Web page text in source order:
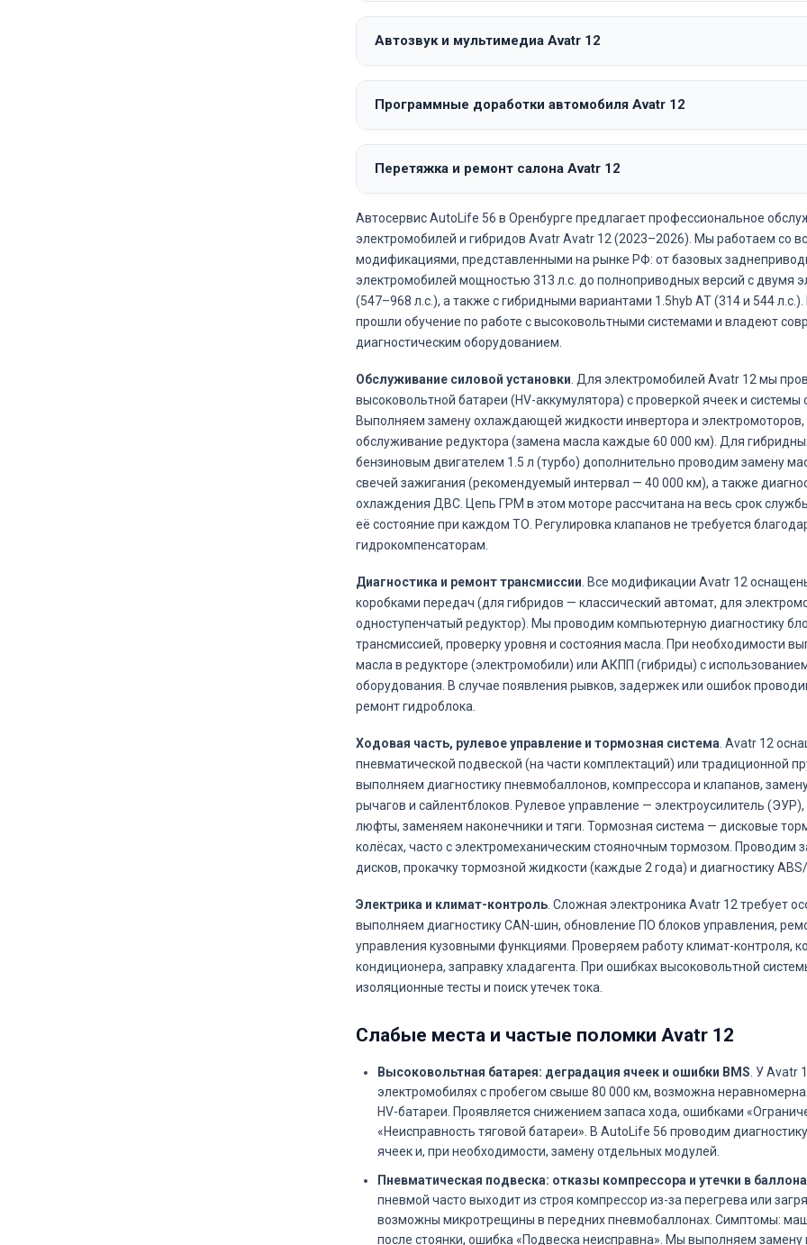
Автозвук и мультимедиа Avatr 12
Программные доработки автомобиля Avatr 12
Перетяжка и ремонт салона Avatr 12
Автосервис AutoLife 56 в Оренбурге предлагает профессиональное
электромобилей и гибридов Avatr Avatr 12 (2023–2026). Мы работаем со
модификациями, представленными на рынке РФ: от базовых
электромобилей мощностью 313 л.с. до полноприводных версий с двумя
(547–968 л.с.), а также с гибридными вариантами 1.5hyb AT (314 и 544
прошли обучение по работе с высоковольтными системами и владеют
диагностическим оборудованием.
Обслуживание силовой установки . Для электромобилей Avatr 12 мы
высоковольтной батареи (HV-аккумулятора) с проверкой ячеек и
Выполняем замену охлаждающей жидкости инвертора и электромоторов,
обслуживание редуктора (замена масла каждые 60 000 км). Для
бензиновым двигателем 1.5 л (турбо) дополнительно проводим замену
свечей зажигания (рекомендуемый интервал — 40 000 км), а также
охлаждения ДВС. Цепь ГРМ в этом моторе рассчитана на весь срок
её состояние при каждом ТО. Регулировка клапанов не требуется
гидрокомпенсаторам.
Диагностика и ремонт трансмиссии . Все модификации Avatr 12
коробками передач (для гибридов — классический автомат, для
одноступенчатый редуктор). Мы проводим компьютерную диагностику
трансмиссией, проверку уровня и состояния масла. При необходимости
масла в редукторе (электромобили) или АКПП (гибриды) с
оборудования. В случае появления рывков, задержек или ошибок
ремонт гидроблока.
Ходовая часть, рулевое управление и тормозная система . Avatr 12
пневматической подвеской (на части комплектаций) или традиционной
выполняем диагностику пневмобаллонов, компрессора и клапанов,
рычагов и сайлентблоков. Рулевое управление — электроусилитель
люфты, заменяем наконечники и тяги. Тормозная система — дисковые
колёсах, часто с электромеханическим стояночным тормозом. Проводим
дисков, прокачку тормозной жидкости (каждые 2 года) и диагностику ABS/
Электрика и климат-контроль. Сложная электроника Avatr 12 требует
выполняем диагностику CAN-шин, обновление ПО блоков управления,
управления кузовными функциями. Проверяем работу климат-контроля,
кондиционера, заправку хладагента. При ошибках высоковольтной
изоляционные тесты и поиск утечек тока.
Слабые места и частые поломки Avatr 12
Высоковольтная батарея: деградация ячеек и ошибки BMS . У Avatr
электромобилях с пробегом свыше 80 000 км, возможна
HV-батареи. Проявляется снижением запаса хода, ошибками
«Неисправность тяговой батареи». В AutoLife 56 проводим
ячеек и, при необходимости, замену отдельных модулей.
Пневматическая подвеска: отказы компрессора и утечки в
пневмой часто выходит из строя компрессор из-за перегрева или
возможны микротрещины в передних пневмобаллонах. Симптомы:
после стоянки, ошибка «Подвеска неисправна». Мы выполняем замену